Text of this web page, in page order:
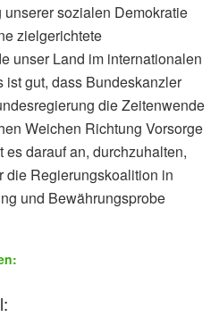
sozialen Demokratie
zielgerichtete
unser Land im internationalen
gut, dass Bundeskanzler
die Zeitenwende
Weichen Richtung Vorsorge
darauf an, durchzuhalten,
die Regierungskoalition in
und Bewährungsprobe